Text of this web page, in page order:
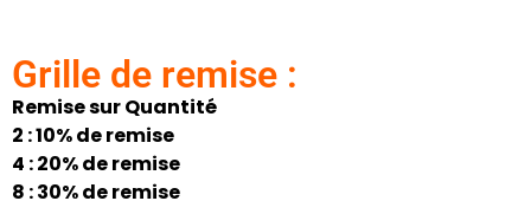
Grille de remise :
Remise sur Quantité
2 : 10% de remise
4 : 20% de remise
8 : 30% de remise